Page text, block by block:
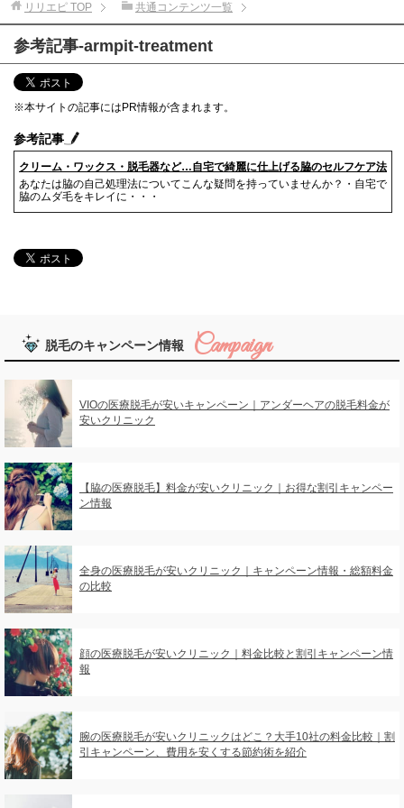
リリエピ TOP 共通コンテンツ一覧
参考記事-armpit-treatment
※本サイトの記事にはPR情報が含まれます。
参考記事
クリーム・ワックス・脱毛器など…自宅で綺麗に仕上げる脇のセルフケア法
あなたは脇の自己処理法についてこんな疑問を持っていませんか？・自宅で
脇のムダ毛をキレイに・・・
脱毛のキャンペーン情報
VIOの医療脱毛が安いキャンペーン｜アンダーヘアの脱毛料金が
安いクリニック
【脇の医療脱毛】料金が安いクリニック｜お得な割引キャンペー
ン情報
全身の医療脱毛が安いクリニック｜キャンペーン情報・総額料金
の比較
顔の医療脱毛が安いクリニック｜料金比較と割引キャンペーン情
報
腕の医療脱毛が安いクリニックはどこ？大手10社の料金比較｜割
引キャンペーン、費用を安くする節約術を紹介